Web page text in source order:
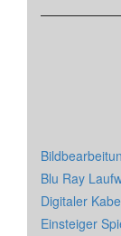
Blu Ray
Digitaler
Einsteiger